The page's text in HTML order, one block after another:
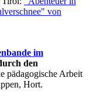
von
im
den
pädagogische Arbeit
Hort.